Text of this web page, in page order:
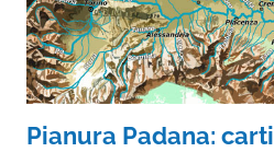
Pianura Padana: